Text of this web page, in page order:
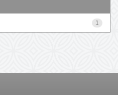
1